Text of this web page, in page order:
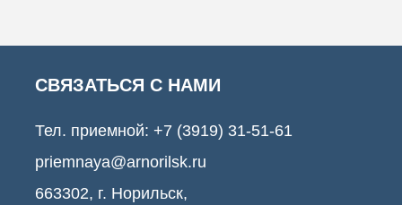
СВЯЗАТЬСЯ С НАМИ
Тел. приемной: +7 (3919) 31-51-61
priemnaya@arnorilsk.ru
663302, г. Норильск,